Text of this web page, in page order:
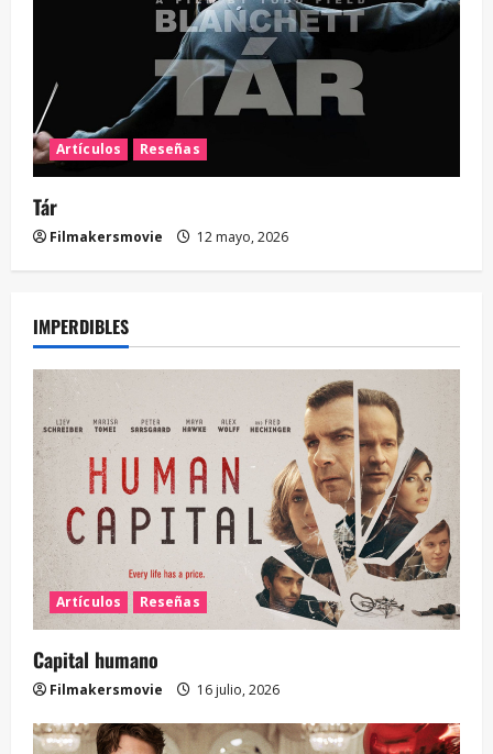
Artículos Reseñas
Tár
Filmakersmovie 12 mayo, 2026
IMPERDIBLES
Artículos Reseñas
Capital humano
Filmakersmovie 16 julio, 2026